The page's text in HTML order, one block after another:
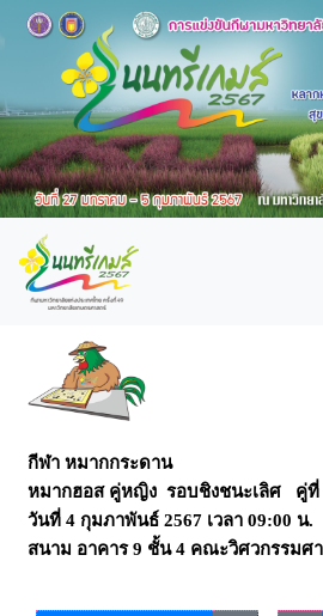
กีฬา หมากกระดาน
หมากฮอส คู่หญิง รอบชิงชนะเลิศ คู่ที่
วันที่ 4 กุมภาพันธ์ 2567 เวลา 09:00 น.
สนาม อาคาร 9 ชั้น 4 คณะวิศวกรรมศ